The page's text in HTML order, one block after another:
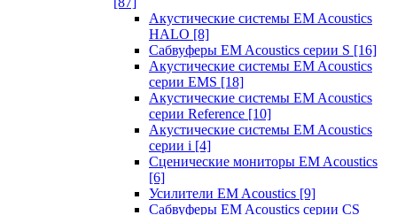
Акустические системы EM Acoustics
HALO [8]
Сабвуферы EM Acoustics серии S [16]
Акустические системы EM Acoustics
серии EMS [18]
Акустические системы EM Acoustics
серии Reference [10]
Акустические системы EM Acoustics
серии i [4]
Сценические мониторы EM Acoustics
[6]
Усилители EM Acoustics [9]
Сабвуферы EM Acoustics серии CS